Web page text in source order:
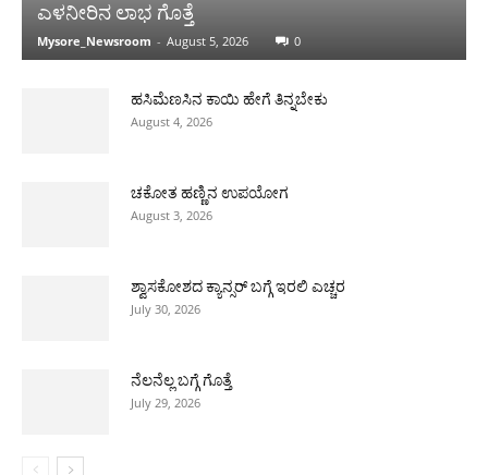
ಎಳನೀರಿನ ಲಾಭ ಗೊತ್ತೆ
Mysore_Newsroom - August 5, 2026 0
ಹಸಿಮೆಣಸಿನ ಕಾಯಿ ಹೇಗೆ ತಿನ್ನಬೇಕು
August 4, 2026
ಚಕೋತ ಹಣ್ಣಿನ ಉಪಯೋಗ
August 3, 2026
ಶ್ವಾಸಕೋಶದ ಕ್ಯಾನ್ಸರ್ ಬಗ್ಗೆ ಇರಲಿ ಎಚ್ಚರ
July 30, 2026
ನೆಲನೆಲ್ಲ ಬಗ್ಗೆ ಗೊತ್ತೆ
July 29, 2026